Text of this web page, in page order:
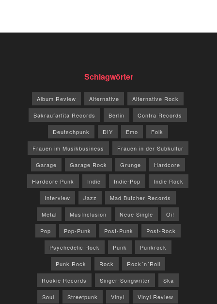
Schlagwörter
Album Review Alternative Alternative Rock
Bakraufarfita Records Berlin Contra Records
Deutschpunk DIY Emo Folk
Frauen im Musikbusiness Frauen in der Subkultur
Garage Garage Rock Grunge Hardcore
Hardcore Punk Indie Indie-Pop Indie Rock
Interview Jazz Mad Butcher Records
Metal MusInclusion Neue Single Oi!
Pop Pop-Punk Post-Punk Post-Rock
Psychedelic Rock Punk Punkrock
Punk Rock Rock Rock´n´Roll
Rookie Records Singer-Songwriter Ska
Soul Streetpunk Vinyl Vinyl Review